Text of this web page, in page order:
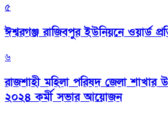
৫
ঈশ্বরগঞ্জ রাজিবপুর ইউনিয়নে ওয়ার্ড
৬
রাজশাহী মহিলা পরিষদ জেলা শাখার
২০২৪ কর্মী সভার আয়োজন